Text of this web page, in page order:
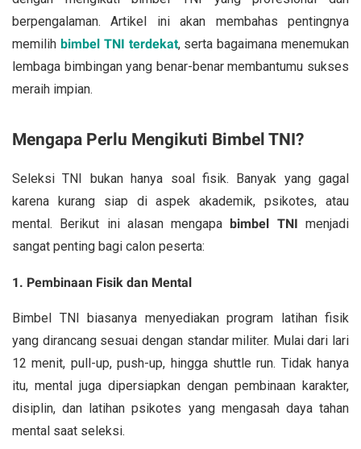
berpengalaman. Artikel ini akan membahas pentingnya
memilih bimbel TNI terdekat, serta bagaimana menemukan
lembaga bimbingan yang benar-benar membantumu sukses
meraih impian.
Mengapa Perlu Mengikuti Bimbel TNI?
Seleksi TNI bukan hanya soal fisik. Banyak yang gagal
karena kurang siap di aspek akademik, psikotes, atau
mental. Berikut ini alasan mengapabimbel TNI menjadi
sangat penting bagi calon peserta:
1. Pembinaan Fisik dan Mental
Bimbel TNI biasanya menyediakan program latihan fisik
yang dirancang sesuai dengan standar militer. Mulai dari lari
12 menit, pull-up, push-up, hingga shuttle run. Tidak hanya
itu, mental juga dipersiapkan dengan pembinaan karakter,
disiplin, dan latihan psikotes yang mengasah daya tahan
mental saat seleksi.